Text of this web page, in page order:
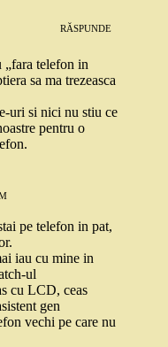
RĂSPUNDE
„fara telefon in
sa ma trezeasca
uri si nici nu stiu ce
pentru o
pe telefon in pat,
iau cu mine in
ul
cu LCD, ceas
gen
vechi pe care nu